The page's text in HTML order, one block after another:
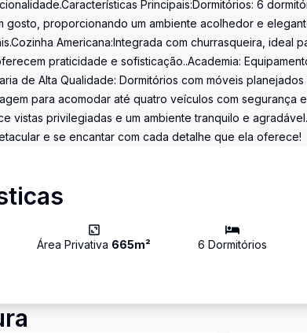
Principais:Dormitórios: 6
gosto, proporcionando um ambiente acolhedor e
Americana:Integrada com churrasqueira, ideal
praticidade e sofisticação..Academia:
de Alta Qualidade: Dormitórios com móveis
para acomodar até quatro veículos com segurança
vistas privilegiadas e um ambiente tranquilo e
e se encantar com cada detalhe que ela oferece!
Área Privativa 665m² 6 Dormitórios